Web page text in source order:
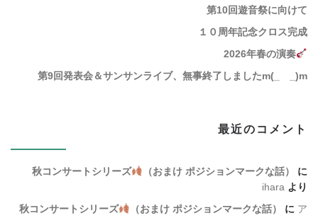
第10回遊音祭に向けて
１０周年記念クロス完成
2026年春の演奏
第9回発表会＆サンサンライブ、無事終了しましたm(_ _)m
最近のコメント
秋コンサートシリーズ （おまけ ポジションマークな話）
に
ihara より
秋コンサートシリーズ
（おまけ ポジションマークな話） に ア